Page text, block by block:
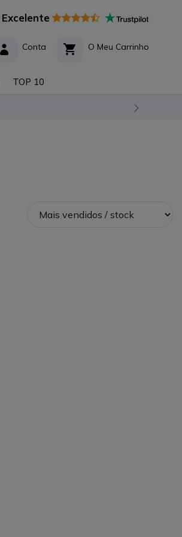
Excelente
O Meu Carrinho
Conta
TOP 10